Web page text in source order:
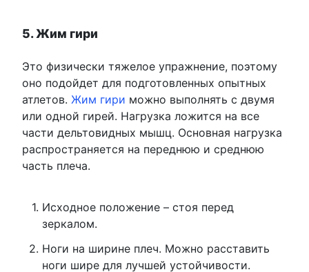
5. Жим гири
Это физически тяжелое упражнение, поэтому
оно подойдет для подготовленных опытных
атлетов. Жим гири можно выполнять с двумя
или одной гирей. Нагрузка ложится на все
части дельтовидных мышц. Основная нагрузка
распространяется на переднюю и среднюю
часть плеча.
Исходное положение – стоя перед
зеркалом.
Ноги на ширине плеч. Можно расставить
ноги шире для лучшей устойчивости.